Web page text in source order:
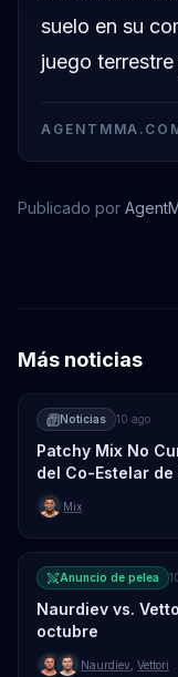
suelo en su
juego
Publicado por
Más noticias
Noticias 10 ago
Patchy Mix No
del Co-Estelar de
Mix
Anuncio de pelea
Naurdiev vs.
octubre
Naurdiev Vettori